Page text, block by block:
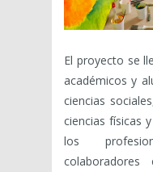
El proyecto se
académicos y
ciencias
ciencias físicas
los